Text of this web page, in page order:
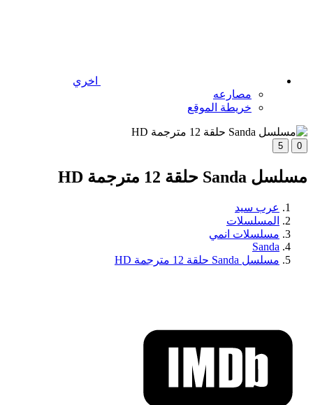
اخري
مصارعه
خريطة الموقع
0
5
مسلسل Sanda حلقة 12 مترجمة HD
عرب سيد
المسلسلات
مسلسلات انمي
Sanda
مسلسل Sanda حلقة 12 مترجمة HD